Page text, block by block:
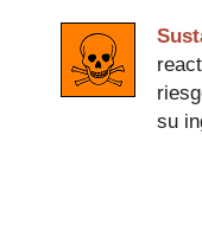
su